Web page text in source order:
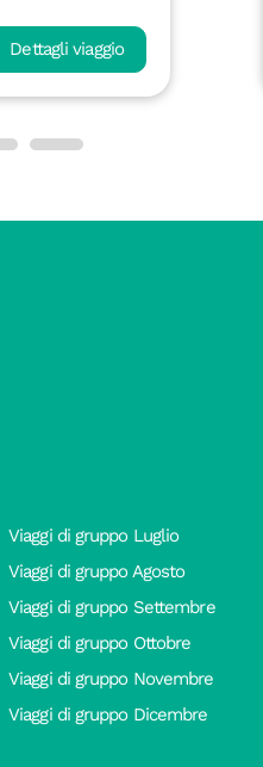
Dettagli viaggio
Viaggi di gruppo Luglio
Viaggi di gruppo Agosto
Viaggi di gruppo Settembre
Viaggi di gruppo Ottobre
Viaggi di gruppo Novembre
Viaggi di gruppo Dicembre